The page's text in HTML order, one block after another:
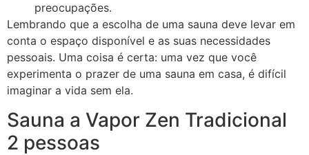
preocupações.
Lembrando que a escolha de uma sauna deve levar em
conta o espaço disponível e as suas necessidades
pessoais. Uma coisa é certa: uma vez que você
experimenta o prazer de uma sauna em casa, é difícil
imaginar a vida sem ela.
Sauna a Vapor Zen Tradicional
2 pessoas